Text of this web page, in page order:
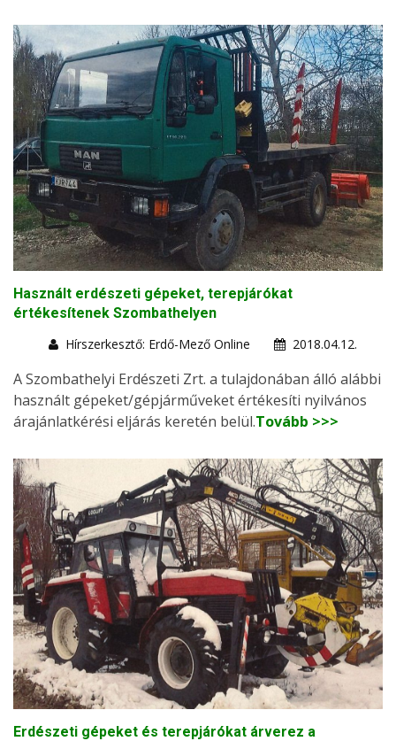
Használt erdészeti gépeket, terepjárókat
értékesítenek Szombathelyen
Hírszerkesztő: Erdő-Mező Online
2018.04.12.
A Szombathelyi Erdészeti Zrt. a tulajdonában álló alábbi
használt gépeket/gépjárműveket értékesíti nyilvános
árajánlatkérési eljárás keretén belül.Tovább >>>
Erdészeti gépeket és terepjárókat árverez a